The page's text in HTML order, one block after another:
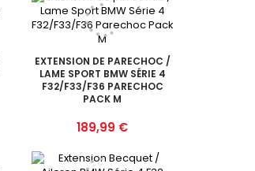
EXTENSION DE PARECHOC /
LAME SPORT BMW SÉRIE 4
F32/F33/F36 PARECHOC
PACK M
Prix
189,99 €